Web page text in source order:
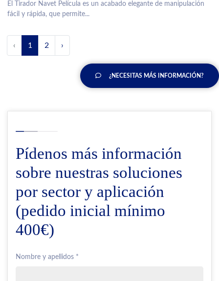
El Tirador Navet Película es un acabado elegante de manipulación
fácil y rápida, que permite...
‹ 1 2 ›
¿NECESITAS MÁS INFORMACIÓN?
Pídenos más información
sobre nuestras soluciones
por sector y aplicación
(pedido inicial mínimo
400€)
Nombre y apellidos *